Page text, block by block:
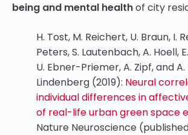
being and mental healthof city
H. Tost, M. Reichert, U. Braun, I.
Peters, S. Lautenbach, A. Hoell,
U. Ebner-Priemer, A. Zipf, and
Lindenberg (2019): Neural
individual differences in
of real-life urban green space
Nature Neuroscience